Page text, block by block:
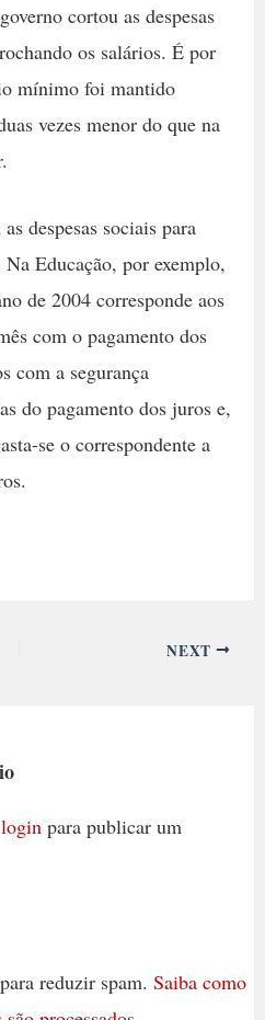
cortou as despesas
os salários. É por
mínimo foi mantido
vezes menor do que na
despesas sociais para
Educação, por exemplo,
de 2004 corresponde aos
com o pagamento dos
com a segurança
do pagamento dos juros e,
se o correspondente a
NEXT
login para publicar um
reduzir spam. Saiba como